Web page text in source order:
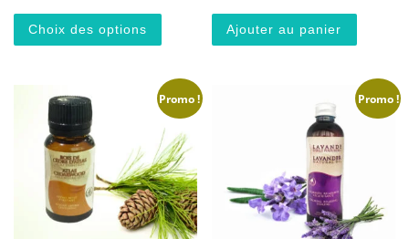
Choix des options
Ce produit a plusieurs variations. Les
Ajouter au panier
Promo ! Promo !